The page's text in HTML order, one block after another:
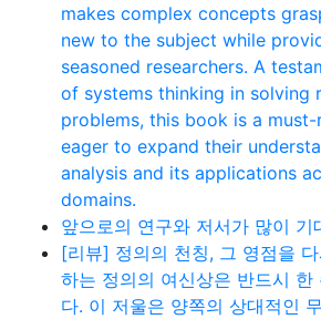
makes complex concepts
new to the subject while
seasoned researchers. A
of systems thinking in solving
problems, this book is a
eager to expand their
analysis and its applications
domains.
앞으로의 연구와 저서가 많이 기
[리뷰] 정의의 천칭, 그 영점을
하는 정의의 여신상은 반드시 한
다. 이 저울은 양쪽의 상대적인